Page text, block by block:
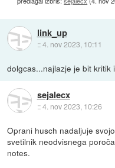
link_up
::4. nov 2023, 10:11
dolgcas...najlazje je bit kritik
sejalecx
::4. nov 2023, 10:26
Oprani husch nadaljuje
svetilnik neodvisnega
notes.